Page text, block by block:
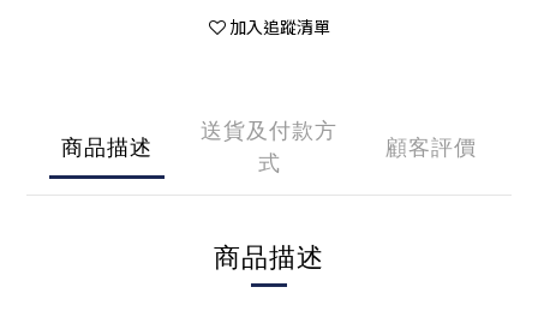
加入追蹤清單
商品描述
送貨及付款方
式
顧客評價
商品描述